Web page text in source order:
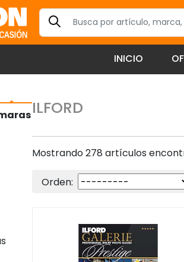
INICIO
ILFORD
Mostrando 278 artículos
Orden: